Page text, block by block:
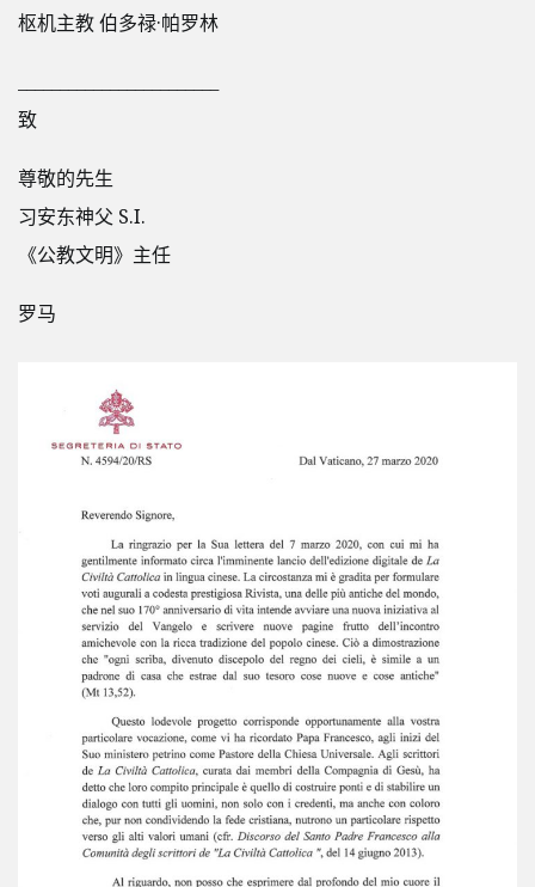
枢机主教 伯多禄·帕罗林
致
尊敬的先生
习安东神父 S.I.
《公教文明》主任
罗马